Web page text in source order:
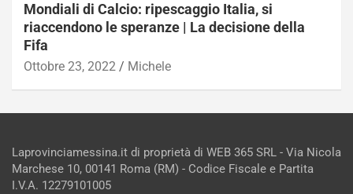
Mondiali di Calcio: ripescaggio Italia, si
riaccendono le speranze | La decisione della
Fifa
Ottobre 23, 2022 Michele
Laprovinciamessina.it di proprietà di WEB 365 SRL - Via Nicola
Marchese 10, 00141 Roma (RM) - Codice Fiscale e Partita
I.V.A. 12279101005